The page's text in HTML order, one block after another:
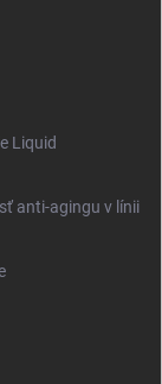
Liquid
anti-agingu v línii